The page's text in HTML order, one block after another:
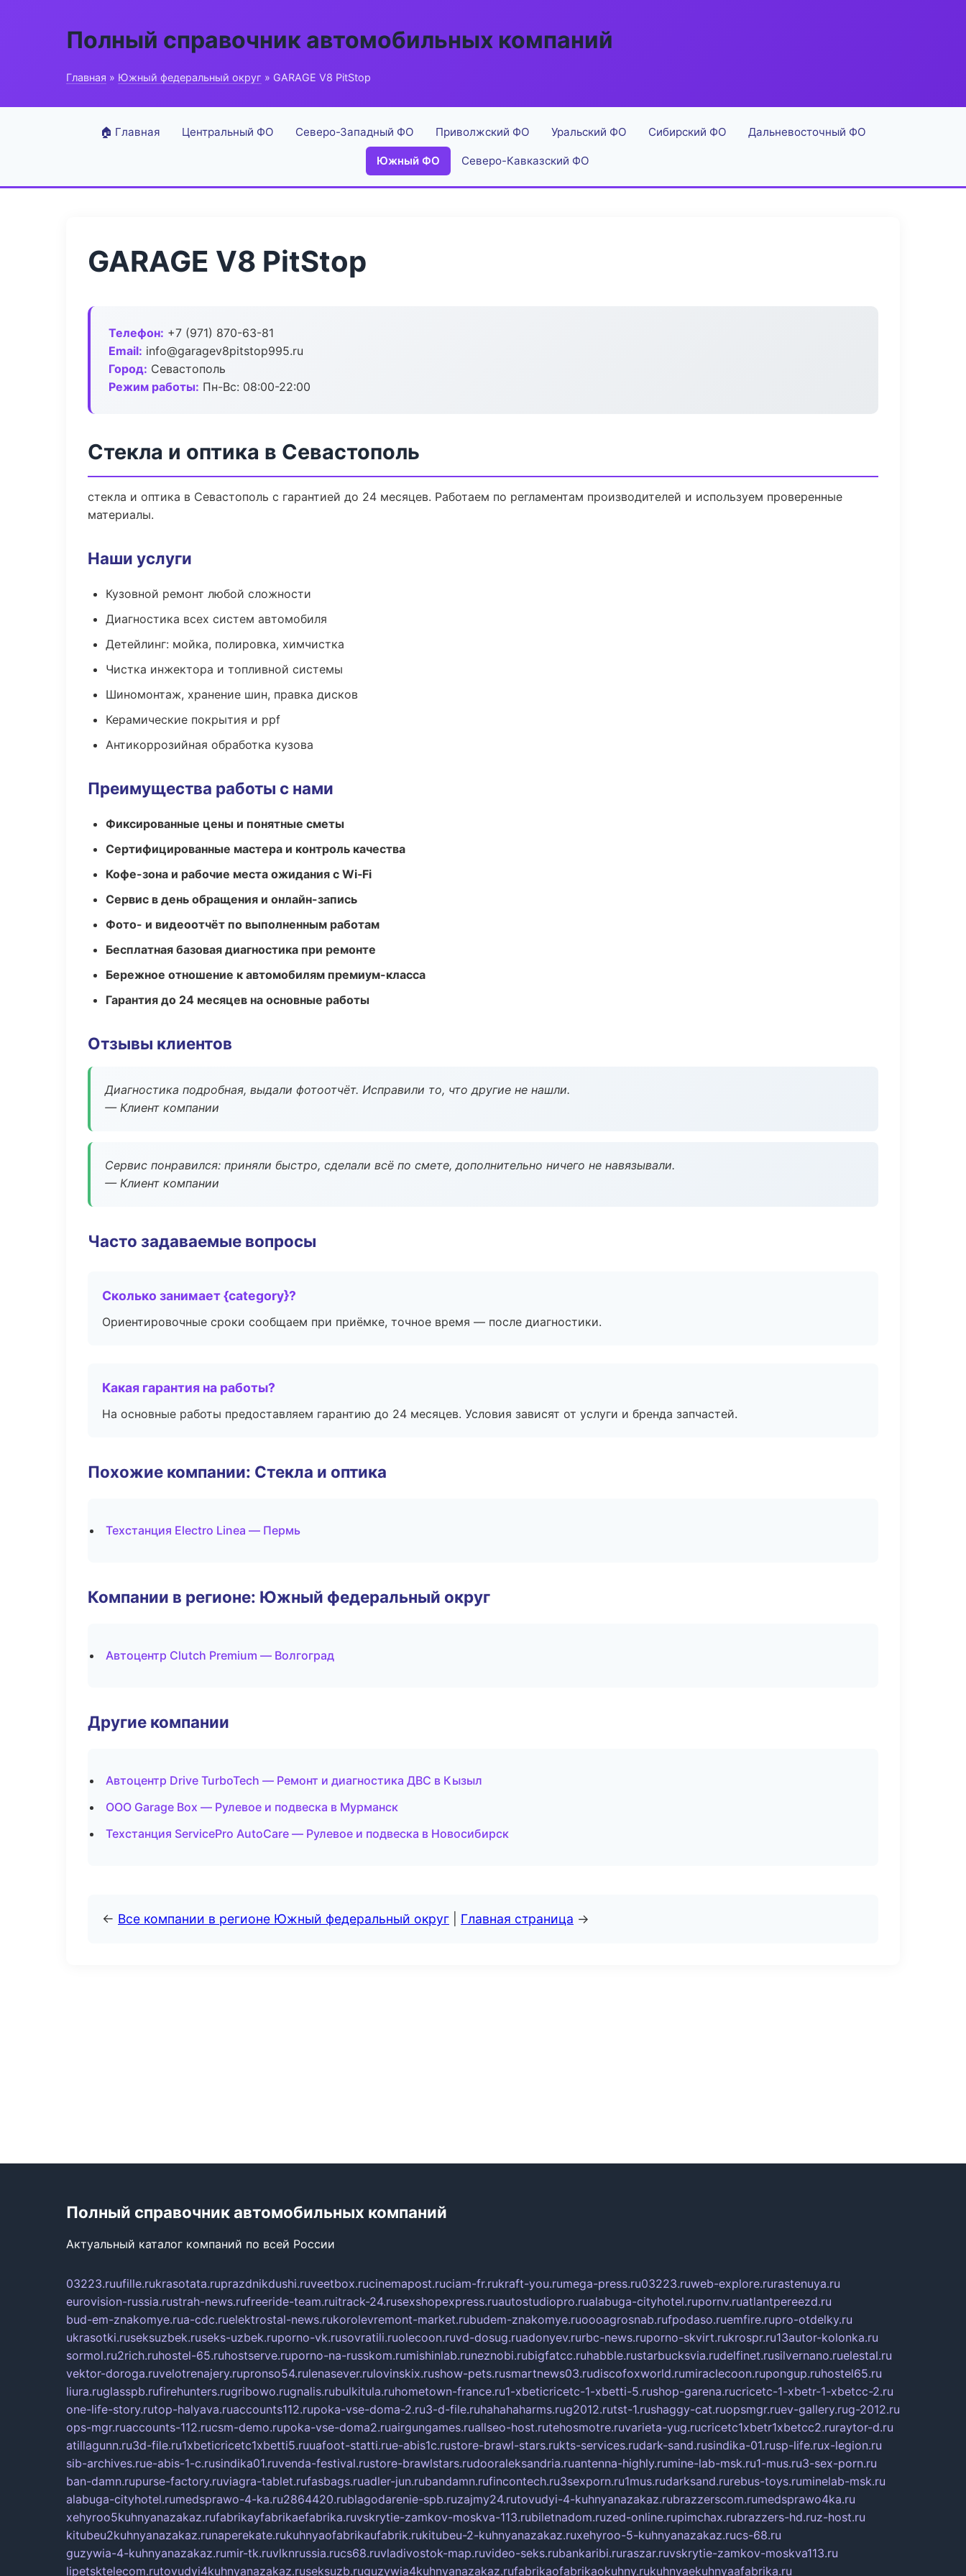
Полный справочник автомобильных компаний
Главная » Южный федеральный округ » GARAGE V8 PitStop
🏠 Главная Центральный ФО Северо-Западный ФО Приволжский ФО Уральский ФО Сибирский ФО Дальневосточный ФО
Южный ФО Северо-Кавказский ФО
GARAGE V8 PitStop
Телефон: +7 (971) 870-63-81
Email: info@garagev8pitstop995.ru
Город: Севастополь
Режим работы: Пн-Вс: 08:00-22:00
Стекла и оптика в Севастополь
стекла и оптика в Севастополь с гарантией до 24 месяцев. Работаем по регламентам производителей и используем проверенные
материалы.
Наши услуги
Кузовной ремонт любой сложности
Диагностика всех систем автомобиля
Детейлинг: мойка, полировка, химчистка
Чистка инжектора и топливной системы
Шиномонтаж, хранение шин, правка дисков
Керамические покрытия и ppf
Антикоррозийная обработка кузова
Преимущества работы с нами
Фиксированные цены и понятные сметы
Сертифицированные мастера и контроль качества
Кофе-зона и рабочие места ожидания с Wi‑Fi
Сервис в день обращения и онлайн-запись
Фото- и видеоотчёт по выполненным работам
Бесплатная базовая диагностика при ремонте
Бережное отношение к автомобилям премиум-класса
Гарантия до 24 месяцев на основные работы
Отзывы клиентов
Диагностика подробная, выдали фотоотчёт. Исправили то, что другие не нашли.
— Клиент компании
Сервис понравился: приняли быстро, сделали всё по смете, дополнительно ничего не навязывали.
— Клиент компании
Часто задаваемые вопросы
Сколько занимает {category}?
Ориентировочные сроки сообщаем при приёмке, точное время — после диагностики.
Какая гарантия на работы?
На основные работы предоставляем гарантию до 24 месяцев. Условия зависят от услуги и бренда запчастей.
Похожие компании: Стекла и оптика
Техстанция Electro Linea — Пермь
Компании в регионе: Южный федеральный округ
Автоцентр Clutch Premium — Волгоград
Другие компании
Автоцентр Drive TurboTech — Ремонт и диагностика ДВС в Кызыл
ООО Garage Box — Рулевое и подвеска в Мурманск
Техстанция ServicePro AutoCare — Рулевое и подвеска в Новосибирск
← Все компании в регионе Южный федеральный округ Главная страница →
Полный справочник автомобильных компаний
Актуальный каталог компаний по всей России
03223.ruufille.rukrasotata.ruprazdnikdushi.ruveetbox.rucinemapost.ruciam-fr.rukraft-you.rumega-press.ru03223.ruweb-explore.rurastenuya.ru
eurovision-russia.rustrah-news.rufreeride-team.ruitrack-24.rusexshopexpress.ruautostudiopro.rualabuga-cityhotel.rupornv.ruatlantpereezd.ru
bud-em-znakomye.rua-cdc.ruelektrostal-news.rukorolevremont-market.rubudem-znakomye.ruoooagrosnab.rufpodaso.ruemfire.rupro-otdelky.ru
ukrasotki.ruseksuzbek.ruseks-uzbek.ruporno-vk.rusovratili.ruolecoon.ruvd-dosug.ruadonyev.rurbc-news.ruporno-skvirt.rukrospr.ru13autor-kolonka.ru
sormol.ru2rich.ruhostel-65.ruhostserve.ruporno-na-russkom.rumishinlab.runeznobi.rubigfatcc.ruhabble.rustarbucksvia.rudelfinet.rusilvernano.ruelestal.ru
vektor-doroga.ruvelotrenajery.rupronso54.rulenasever.rulovinskix.rushow-pets.rusmartnews03.rudiscofoxworld.rumiraclecoon.rupongup.ruhostel65.ru
liura.ruglasspb.rufirehunters.rugribowo.rugnalis.rubulkitula.ruhometown-france.ru1-xbeticricetc-1-xbetti-5.rushop-garena.rucricetc-1-xbetr-1-xbetcc-2.ru
one-life-story.rutop-halyava.ruaccounts112.rupoka-vse-doma-2.ru3-d-file.ruhahahaharms.rug2012.rutst-1.rushaggy-cat.ruopsmgr.ruev-gallery.rug-2012.ru
ops-mgr.ruaccounts-112.rucsm-demo.rupoka-vse-doma2.ruairgungames.ruallseo-host.rutehosmotre.ruvarieta-yug.rucricetc1xbetr1xbetcc2.ruraytor-d.ru
atillagunn.ru3d-file.ru1xbeticricetc1xbetti5.ruuafoot-statti.rue-abis1c.rustore-brawl-stars.rukts-services.rudark-sand.rusindika-01.rusp-life.rux-legion.ru
sib-archives.rue-abis-1-c.rusindika01.ruvenda-festival.rustore-brawlstars.rudooraleksandria.ruantenna-highly.rumine-lab-msk.ru1-mus.ru3-sex-porn.ru
ban-damn.rupurse-factory.ruviagra-tablet.rufasbags.ruadler-jun.rubandamn.rufincontech.ru3sexporn.ru1mus.rudarksand.rurebus-toys.ruminelab-msk.ru
alabuga-cityhotel.rumedsprawo-4-ka.ru2864420.rublagodarenie-spb.ruzajmy24.rutovudyi-4-kuhnyanazakaz.rubrazzerscom.rumedsprawo4ka.ru
xehyroo5kuhnyanazakaz.rufabrikayfabrikaefabrika.ruvskrytie-zamkov-moskva-113.rubiletnadom.ruzed-online.rupimchax.rubrazzers-hd.ruz-host.ru
kitubeu2kuhnyanazakaz.runaperekate.rukuhnyaofabrikaufabrik.rukitubeu-2-kuhnyanazakaz.ruxehyroo-5-kuhnyanazakaz.rucs-68.ru
guzywia-4-kuhnyanazakaz.rumir-tk.ruvlknrussia.rucs68.ruvladivostok-map.ruvideo-seks.rubankaribi.ruraszar.ruvskrytie-zamkov-moskva113.ru
lipetsktelecom.rutovudyi4kuhnyanazakaz.ruseksuzb.ruguzywia4kuhnyanazakaz.rufabrikaofabrikaokuhny.rukuhnyaekuhnyaafabrika.ru